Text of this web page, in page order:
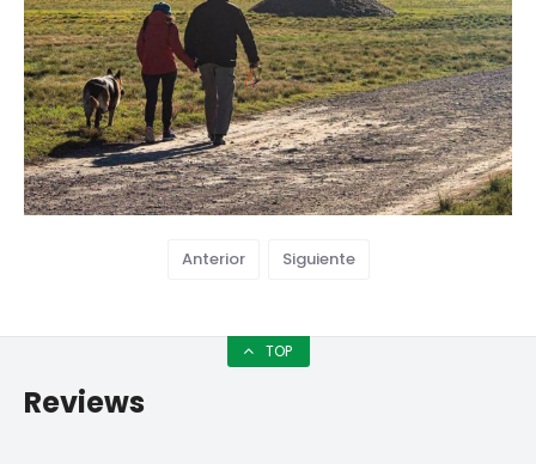
Anterior Siguiente
TOP
Reviews